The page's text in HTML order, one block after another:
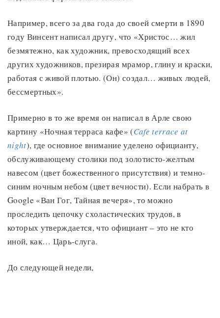
Например, всего за два года до своей смерти в 1890
году Винсент написал другу, что «Христос… жил
безмятежно, как художник, превосходящий всех
других художников, презирая мрамор, глину и краски,
работая с живой плотью. (Он) создал… живых людей,
бессмертных».
Примерно в то же время он написал в Арле свою
картину «Ночная терраса кафе» (Cafe terrace at
night), где основное внимание уделено официанту,
обслуживающему столики под золотисто-желтым
навесом (цвет божественного присутствия) и темно-
синим ночным небом (цвет вечности). Если набрать в
Google «Ван Гог, Тайная вечеря», то можно
проследить цепочку схоластических трудов, в
которых утверждается, что официант – это не кто
иной, как… Царь-слуга.
До следующей недели,